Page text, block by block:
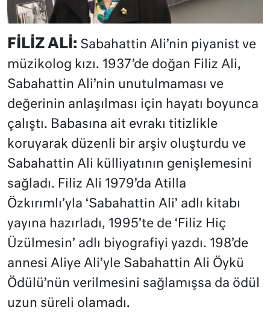
FİLİZ ALİ: Sabahattin Ali’nin piyanist ve
müzikolog kızı. 1937’de doğan Filiz Ali,
Sabahattin Ali’nin unutulmaması ve
değerinin anlaşılması için hayatı boyunca
çalıştı. Babasına ait evrakı titizlikle
koruyarak düzenli bir arşiv oluşturdu ve
Sabahattin Ali külliyatının genişlemesini
sağladı. Filiz Ali 1979’da Atilla
Özkırımlı’yla ‘Sabahattin Ali’ adlı kitabı
yayına hazırladı, 1995’te de ‘Filiz Hiç
Üzülmesin’ adlı biyografiyi yazdı. 198’de
annesi Aliye Ali’yle Sabahattin Ali Öykü
Ödülü’nün verilmesini sağlamışsa da ödül
uzun süreli olamadı.